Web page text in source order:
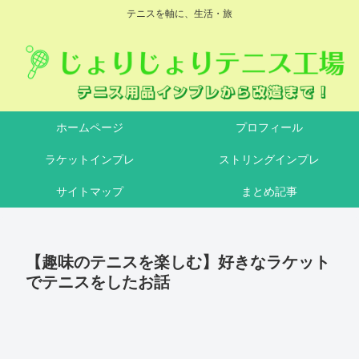
テニスを軸に、生活・旅
ホームページ プロフィール
ラケットインプレ ストリングインプレ
サイトマップ まとめ記事
【趣味のテニスを楽しむ】好きなラケット
でテニスをしたお話